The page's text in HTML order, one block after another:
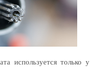
используется только у